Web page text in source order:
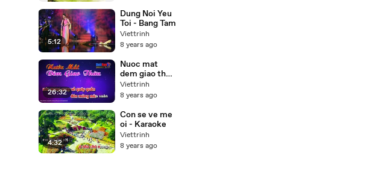
5:12
Dung Noi Yeu
Toi - Bang Tam
Viettrinh
8 years ago
26:32
Nuoc mat
dem giao thua
- Karaoke
Viettrinh
8 years ago
4:32
Con se ve me
oi - Karaoke
Viettrinh
8 years ago